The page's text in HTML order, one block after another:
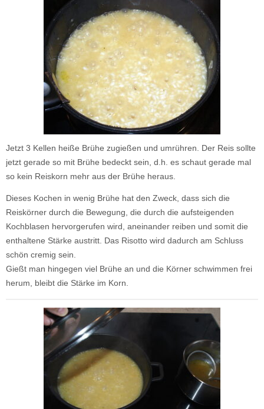
Jetzt 3 Kellen heiße Brühe zugießen und umrühren. Der Reis sollte
jetzt gerade so mit Brühe bedeckt sein, d.h. es schaut gerade mal
so kein Reiskorn mehr aus der Brühe heraus.
Dieses Kochen in wenig Brühe hat den Zweck, dass sich die
Reiskörner durch die Bewegung, die durch die aufsteigenden
Kochblasen hervorgerufen wird, aneinander reiben und somit die
enthaltene Stärke austritt. Das Risotto wird dadurch am Schluss
schön cremig sein.
Gießt man hingegen viel Brühe an und die Körner schwimmen frei
herum, bleibt die Stärke im Korn.